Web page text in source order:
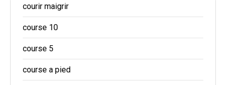
courir maigrir
course 10
course 5
course a pied